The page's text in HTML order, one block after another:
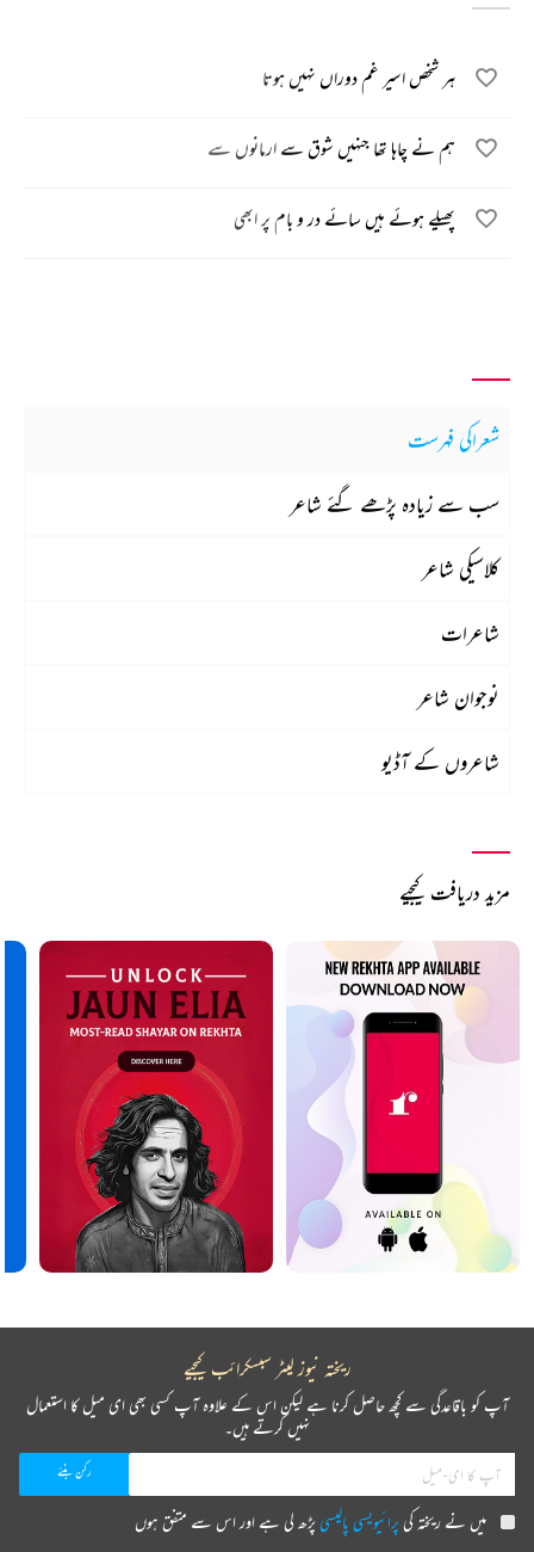
ہر شخص اسیر غم دوراں نہیں ہوتا
ہم نے چاہا تھا جنہیں شوق سے ارمانوں سے
پھیلے ہوئے ہیں سائے در و بام پر ابھی
شعراکی فہرست
سب سے زیادہ پڑھے گئے شاعر
کلاسیکی شاعر
شاعرات
نوجوان شاعر
شاعروں کے آڈیو
مزید دریافت کیجیے
ریختہ نیوز لیٹر سبسکرائب کیجیے
آپ کو باقاعدگی سے کچھ حاصل کرنا ہے لیکن اس کے علاوہ آپ کسی بھی ای میل کا استعمال
نہیں کرتے ہیں۔
میں نے ریختہ کیپرائیویسی پالیسیپڑھ لی ہے اور اس سے متفق ہوں